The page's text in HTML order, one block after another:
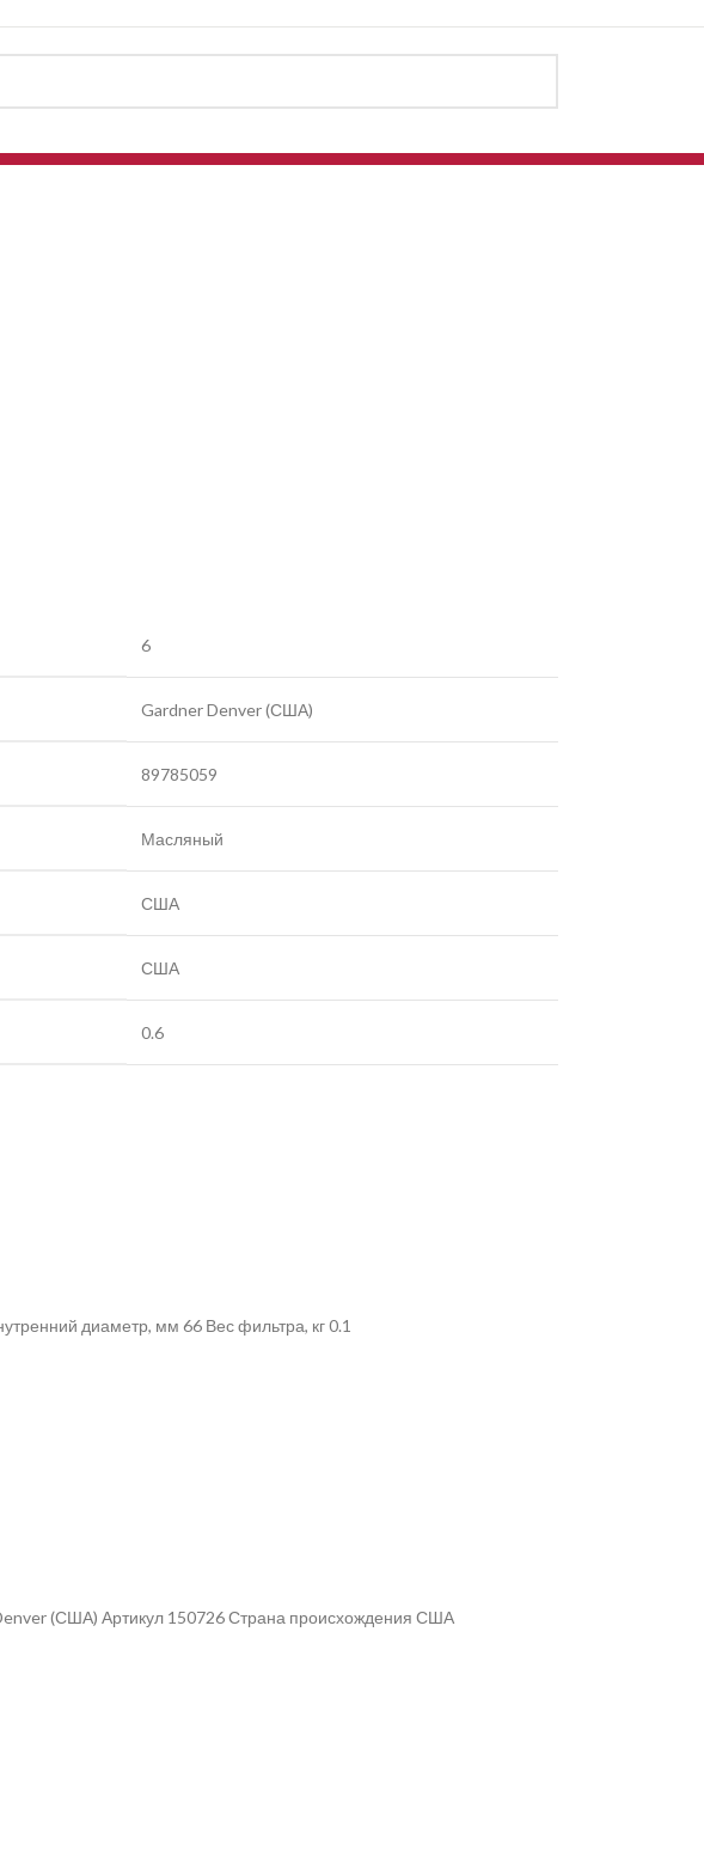
6
Gardner Denver (США)
89785059
Масляный
США
США
0.6
диаметр, мм 66 Вес фильтра, кг 0.1
(США) Артикул 150726 Страна происхождения США